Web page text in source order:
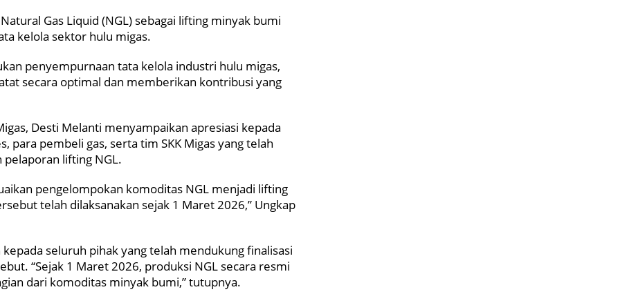
Gas Liquid (NGL) sebagai lifting minyak bumi
kelola sektor hulu migas.
penyempurnaan tata kelola industri hulu migas,
secara optimal dan memberikan kontribusi yang
Desti Melanti menyampaikan apresiasi kepada
para pembeli gas, serta tim SKK Migas yang telah
lifting NGL.
pengelompokan komoditas NGL menjadi lifting
telah dilaksanakan sejak 1 Maret 2026,” Ungkap
seluruh pihak yang telah mendukung finalisasi
“Sejak 1 Maret 2026, produksi NGL secara resmi
dari komoditas minyak bumi,” tutupnya.